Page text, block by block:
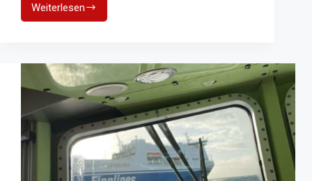
Weiterlesen
An
Nord-
Aktionstag
der
Seenotretter